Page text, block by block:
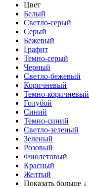
Цвет
Белый
Светло-серый
Серый
Бежевый
Графит
Темно-серый
Черный
Светло-бежевый
Коричневый
Темно-коричневый
Голубой
Синий
Темно-синий
Светло-зеленый
Зеленый
Розовый
Фиолетовый
Красный
Желтый
Показать больше ↓